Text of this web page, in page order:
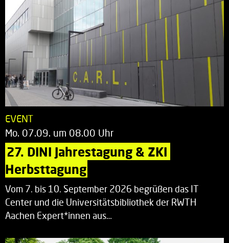
EVENT
Mo. 07.09. um 08.00 Uhr
27. DINI Jahrestagung & ZKI
Herbsttagung
Vom 7. bis 10. September 2026 begrüßen das IT
Center und die Universitätsbibliothek der RWTH
Aachen Expert*innen aus…